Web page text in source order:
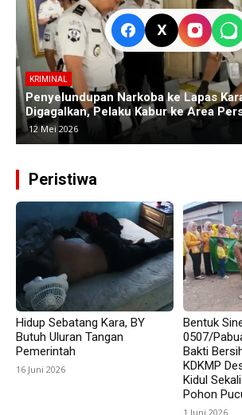
KRIMINAL
Polres Subang Ungkap Kasus Curas
Pelaku Bacok Korban hingga Luka
30 April 2026
Peristiwa
Hidup Sebatang Kara, BY
Butuh Uluran Tangan
Pemerintah
16 Juni 2026
Bentuk
0507/
Bakti
KDKMP
Kidul
Pohon
1 Juni 2026
X